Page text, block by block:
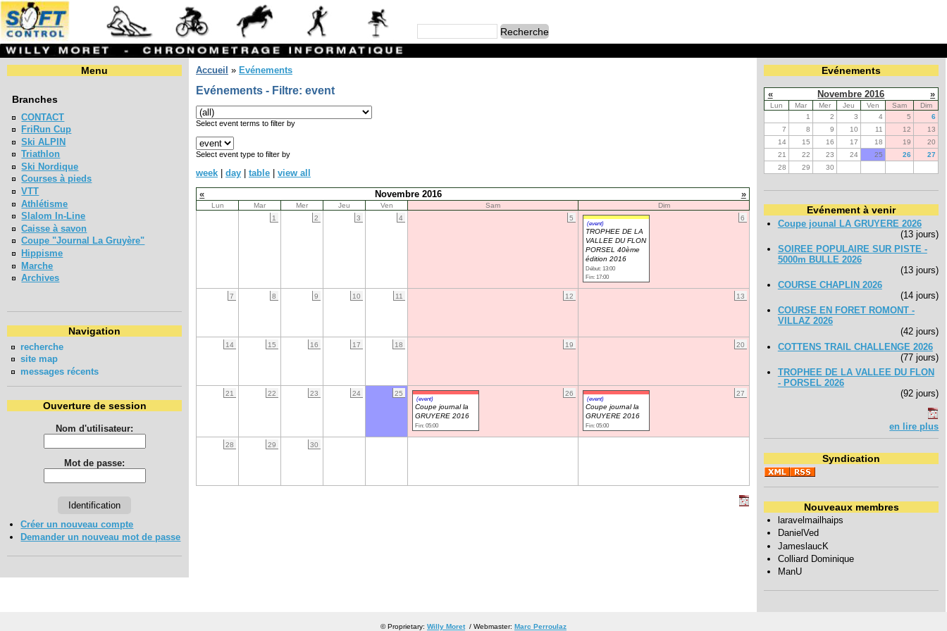
Menu
Branches
CONTACT
FriRun Cup
Ski ALPIN
Triathlon
Ski Nordique
Courses à pieds
VTT
Athlétisme
Slalom In-Line
Caisse à savon
Coupe "Journal La Gruyère"
Hippisme
Marche
Archives
Navigation
recherche
site map
messages récents
Ouverture de session
Nom d'utilisateur:
Mot de passe:
Créer un nouveau compte
Demander un nouveau mot de passe
Accueil » Evénements
Evénements - Filtre: event
Select event terms to filter by
Select event type to filter by
week day table
view all
«
Novembre 2016 »
Lun Mar Mer Jeu Ven Sam
Dim
1
2 3 4 5 6
(event)
TROPHEE DE LA
VALLEE DU FLON
PORSEL 40ème
édition 2016
Début: 13:00
Fin: 17:00
7 8 9 10 11 12 13
14 15 16 17 18 19 20
21 22 23 24 25 26
(event)
Coupe journal la
GRUYERE 2016
Fin: 05:00
27
(event)
Coupe journal la
GRUYERE 2016
Fin: 05:00
28 29 30
Evénements
« Novembre 2016 »
Lun Mar Mer Jeu Ven Sam
Dim
1
2 3 4 5
6
7
8 9 10 11 12
13
14
15 16 17 18 19
20
21
22 23 24 25 26
27
28
29 30
Evénement à venir
Coupe jounal LA GRUYERE 2026
(13 jours)
SOIREE POPULAIRE SUR PISTE -
5000m BULLE 2026
(13 jours)
COURSE CHAPLIN 2026
(14 jours)
COURSE EN FORET ROMONT -
VILLAZ 2026
(42 jours)
COTTENS TRAIL CHALLENGE 2026
(77 jours)
TROPHEE DE LA VALLEE DU FLON
- PORSEL 2026
(92 jours)
en lire plus
Syndication
Nouveaux membres
laravelmailhaips
DanielVed
JameslaucK
Colliard Dominique
ManU
© Proprietary: Willy Moret/ Webmaster: Marc Perroulaz